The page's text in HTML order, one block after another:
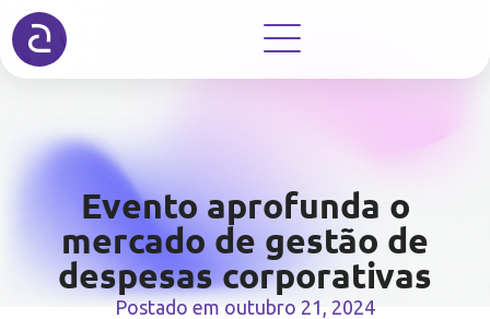
Evento aprofunda o
mercado de gestão de
despesas corporativas
Postado em outubro 21, 2024